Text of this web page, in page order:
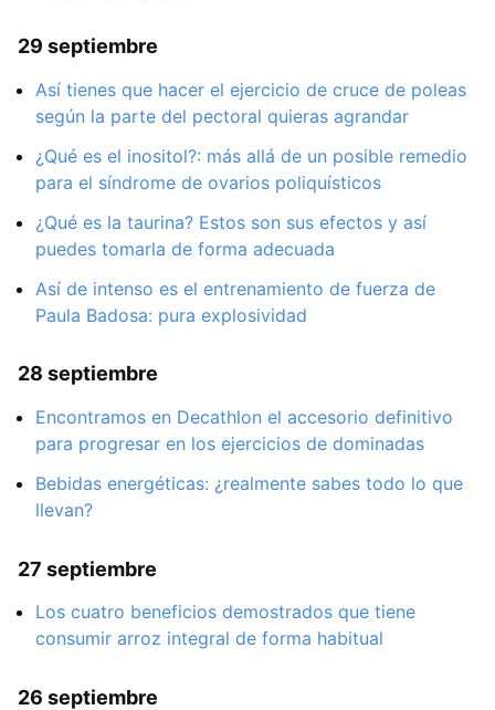
29 septiembre
Así tienes que hacer el ejercicio de cruce de poleas
según la parte del pectoral quieras agrandar
¿Qué es el inositol?: más allá de un posible remedio
para el síndrome de ovarios poliquísticos
¿Qué es la taurina? Estos son sus efectos y así
puedes tomarla de forma adecuada
Así de intenso es el entrenamiento de fuerza de
Paula Badosa: pura explosividad
28 septiembre
Encontramos en Decathlon el accesorio definitivo
para progresar en los ejercicios de dominadas
Bebidas energéticas: ¿realmente sabes todo lo que
llevan?
27 septiembre
Los cuatro beneficios demostrados que tiene
consumir arroz integral de forma habitual
26 septiembre